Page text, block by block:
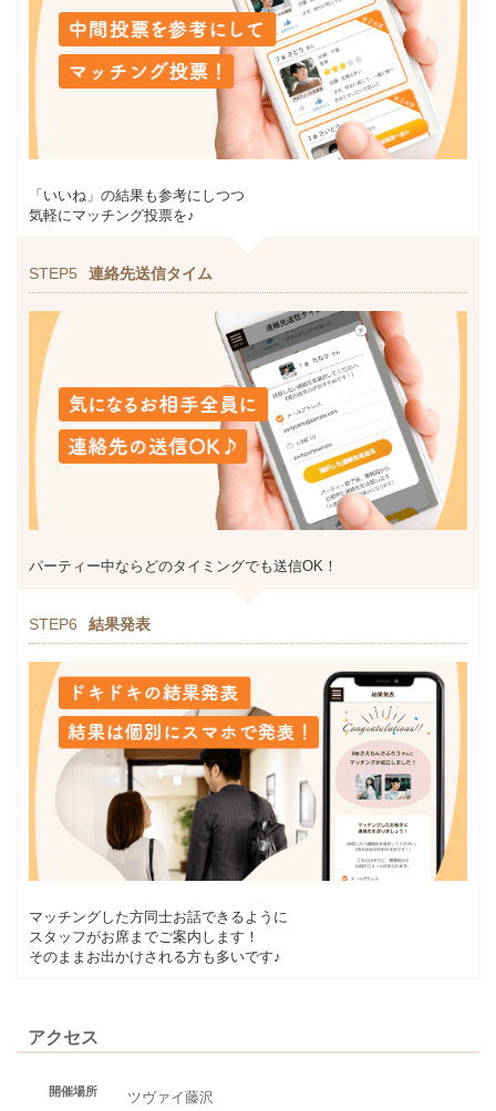
「いいね」の結果も参考にしつつ
気軽にマッチング投票を♪
STEP5 連絡先送信タイム
パーティー中ならどのタイミングでも送信OK！
STEP6 結果発表
マッチングした方同士お話できるように
スタッフがお席までご案内します！
そのままお出かけされる方も多いです♪
アクセス
開催場所
ツヴァイ藤沢